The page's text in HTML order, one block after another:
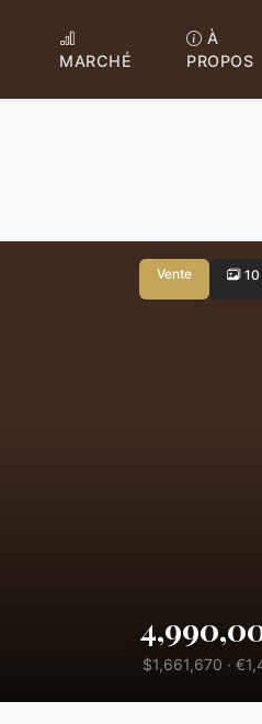
MARCHÉ
À
PROPOS
Vente
$1,661,670 ·